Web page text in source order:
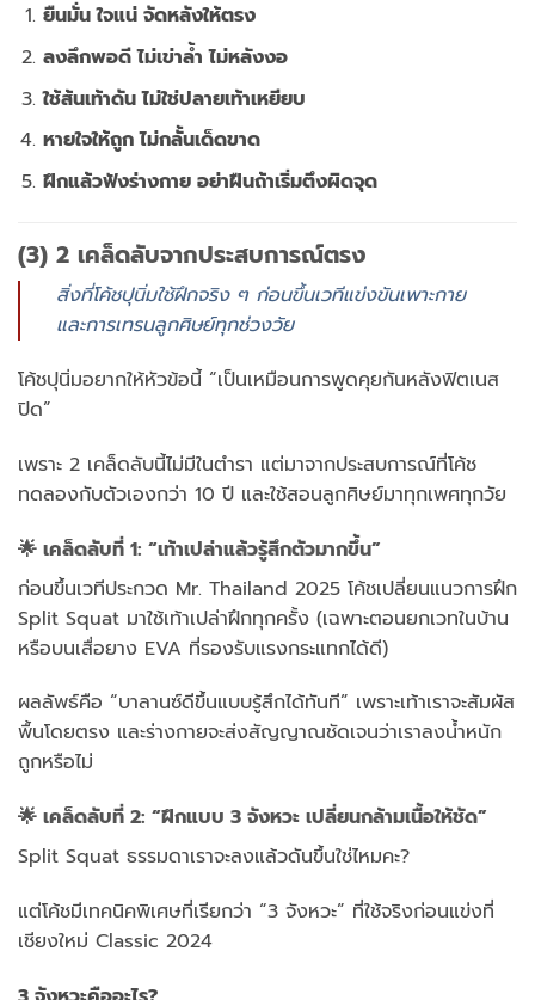
ยืนมั่น ใจแน่ จัดหลังให้ตรง
ลงลึกพอดี ไม่เข่าล้ำ ไม่หลังงอ
ใช้ส้นเท้าดัน ไม่ใช่ปลายเท้าเหยียบ
หายใจให้ถูก ไม่กลั้นเด็ดขาด
ฝึกแล้วฟังร่างกาย อย่าฝืนถ้าเริ่มตึงผิดจุด
(3) 2 เคล็ดลับจากประสบการณ์ตรง
สิ่งที่โค้ชปุนิ่มใช้ฝึกจริง ๆ ก่อนขึ้นเวทีแข่งขันเพาะกาย
และการเทรนลูกศิษย์ทุกช่วงวัย
โค้ชปุนิ่มอยากให้หัวข้อนี้ “เป็นเหมือนการพูดคุยกันหลังฟิตเนส
ปิด”
เพราะ 2 เคล็ดลับนี้ไม่มีในตำรา แต่มาจากประสบการณ์ที่โค้ช
ทดลองกับตัวเองกว่า 10 ปี และใช้สอนลูกศิษย์มาทุกเพศทุกวัย
🌟 เคล็ดลับที่ 1: “เท้าเปล่าแล้วรู้สึกตัวมากขึ้น”
ก่อนขึ้นเวทีประกวด Mr. Thailand 2025 โค้ชเปลี่ยนแนวการฝึก
Split Squat มาใช้เท้าเปล่าฝึกทุกครั้ง (เฉพาะตอนยกเวทในบ้าน
หรือบนเสื่อยาง EVA ที่รองรับแรงกระแทกได้ดี)
ผลลัพธ์คือ “บาลานซ์ดีขึ้นแบบรู้สึกได้ทันที” เพราะเท้าเราจะสัมผัส
พื้นโดยตรง และร่างกายจะส่งสัญญาณชัดเจนว่าเราลงน้ำหนัก
ถูกหรือไม่
🌟 เคล็ดลับที่ 2: “ฝึกแบบ 3 จังหวะ เปลี่ยนกล้ามเนื้อให้ชัด”
Split Squat ธรรมดาเราจะลงแล้วดันขึ้นใช่ไหมคะ?
แต่โค้ชมีเทคนิคพิเศษที่เรียกว่า “3 จังหวะ” ที่ใช้จริงก่อนแข่งที่
เชียงใหม่ Classic 2024